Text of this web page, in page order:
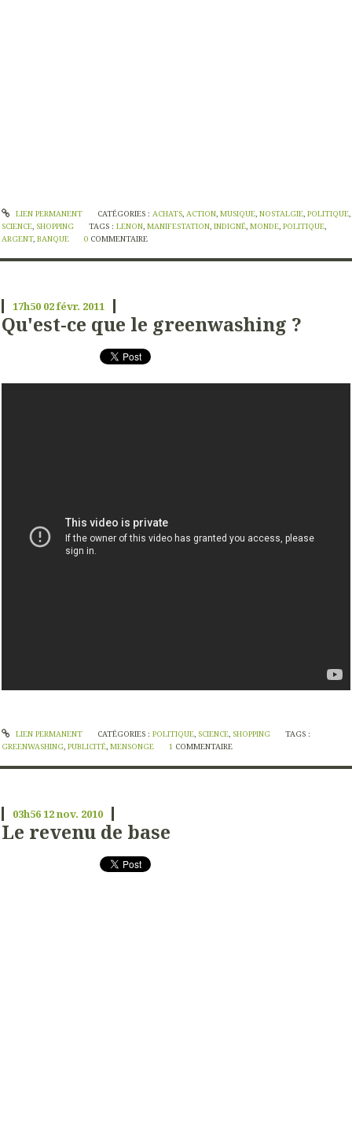
LIEN PERMANENT CATÉGORIES : ACHATS, ACTION, MUSIQUE, NOSTALGIE, POLITIQUE,
SCIENCE, SHOPPING TAGS :LENON,MANIFESTATION,INDIGNÉ,MONDE,POLITIQUE,
ARGENT, BANQUE 0 COMMENTAIRE
17h50 02févr. 2011
Qu'est-ce que le greenwashing ?
LIEN PERMANENT CATÉGORIES : POLITIQUE, SCIENCE, SHOPPING
TAGS :
GREENWASHING, PUBLICITÉ, MENSONGE 1 COMMENTAIRE
03h5612nov. 2010
Le revenu de base